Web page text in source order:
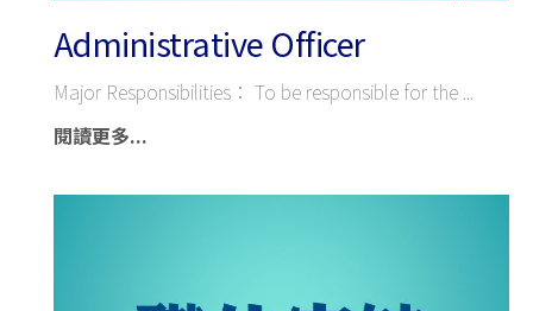
Administrative Officer
Major Responsibilities： To be responsible for the
閱讀更多...